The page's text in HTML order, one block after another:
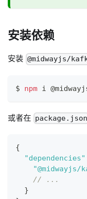
安装依赖
安装 @midwayjs/
$ npm i
或者在 package.json
{
"dependencies"
"@midwayjs/
// ...
}